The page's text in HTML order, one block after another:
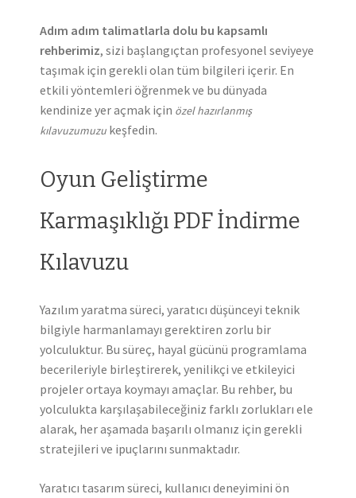
Adım adım talimatlarla dolu bu kapsamlı
rehberimiz, sizi başlangıçtan profesyonel seviyeye
taşımak için gerekli olan tüm bilgileri içerir. En
etkili yöntemleri öğrenmek ve bu dünyada
kendinize yer açmak için özel hazırlanmış
kılavuzumuzu keşfedin.
Oyun Geliştirme
Karmaşıklığı PDF İndirme
Kılavuzu
Yazılım yaratma süreci, yaratıcı düşünceyi teknik
bilgiyle harmanlamayı gerektiren zorlu bir
yolculuktur. Bu süreç, hayal gücünü programlama
becerileriyle birleştirerek, yenilikçi ve etkileyici
projeler ortaya koymayı amaçlar. Bu rehber, bu
yolculukta karşılaşabileceğiniz farklı zorlukları ele
alarak, her aşamada başarılı olmanız için gerekli
stratejileri ve ipuçlarını sunmaktadır.
Yaratıcı tasarım süreci, kullanıcı deneyimini ön